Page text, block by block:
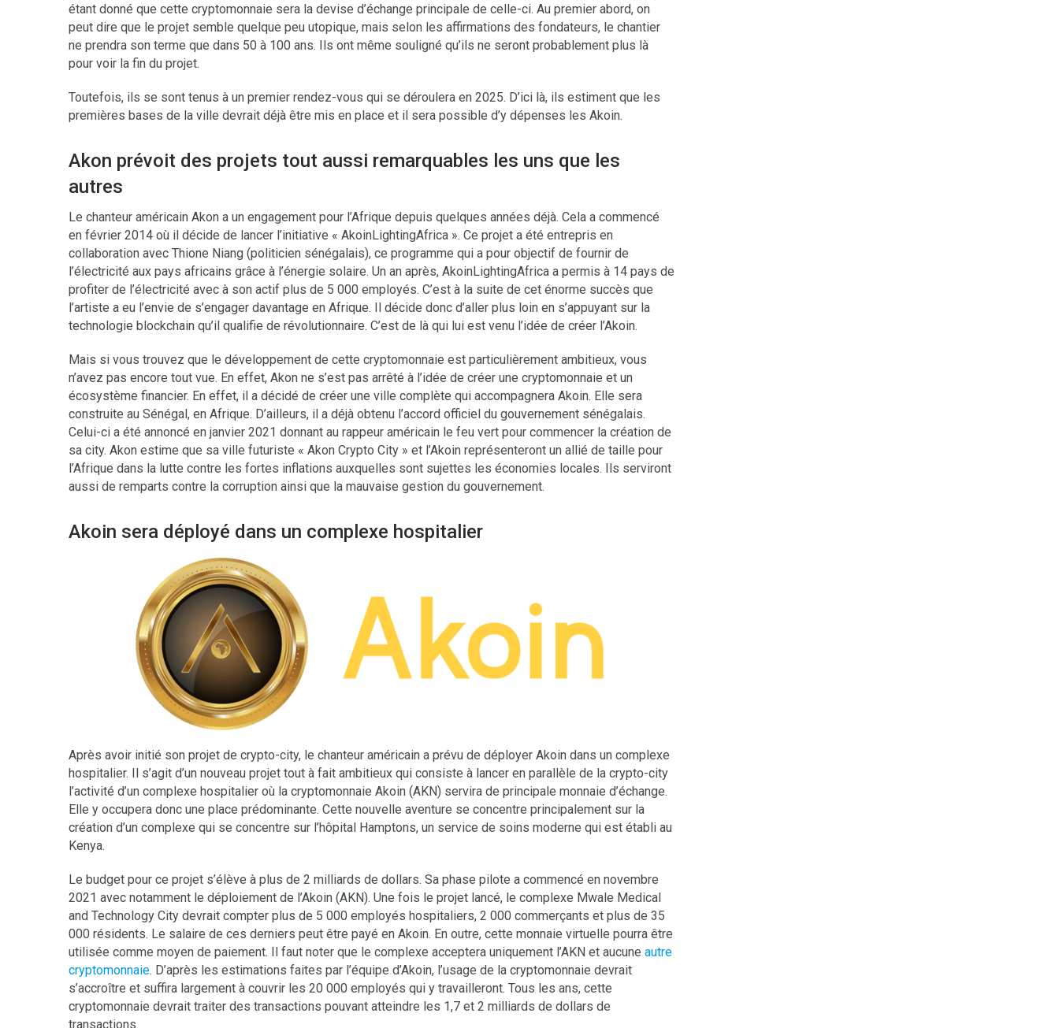
étant donné que cette cryptomonnaie sera la devise d’échange principale de celle-ci. Au premier abord, on
peut dire que le projet semble quelque peu utopique, mais selon les affirmations des fondateurs, le chantier
ne prendra son terme que dans 50 à 100 ans. Ils ont même souligné qu’ils ne seront probablement plus là
pour voir la fin du projet.
Toutefois, ils se sont tenus à un premier rendez-vous qui se déroulera en 2025. D’ici là, ils estiment que les
premières bases de la ville devrait déjà être mis en place et il sera possible d’y dépenses les Akoin.
Akon prévoit des projets tout aussi remarquables les uns que les
autres
Le chanteur américain Akon a un engagement pour l’Afrique depuis quelques années déjà. Cela a commencé
en février 2014 où il décide de lancer l’initiative « AkoinLightingAfrica ». Ce projet a été entrepris en
collaboration avec Thione Niang (politicien sénégalais), ce programme qui a pour objectif de fournir de
l’électricité aux pays africains grâce à l’énergie solaire. Un an après, AkoinLightingAfrica a permis à 14 pays de
profiter de l’électricité avec à son actif plus de 5 000 employés. C’est à la suite de cet énorme succès que
l’artiste a eu l’envie de s’engager davantage en Afrique. Il décide donc d’aller plus loin en s’appuyant sur la
technologie blockchain qu’il qualifie de révolutionnaire. C’est de là qui lui est venu l’idée de créer l’Akoin.
Mais si vous trouvez que le développement de cette cryptomonnaie est particulièrement ambitieux, vous
n’avez pas encore tout vue. En effet, Akon ne s’est pas arrêté à l’idée de créer une cryptomonnaie et un
écosystème financier. En effet, il a décidé de créer une ville complète qui accompagnera Akoin. Elle sera
construite au Sénégal, en Afrique. D’ailleurs, il a déjà obtenu l’accord officiel du gouvernement sénégalais.
Celui-ci a été annoncé en janvier 2021 donnant au rappeur américain le feu vert pour commencer la création de
sa city. Akon estime que sa ville futuriste « Akon Crypto City » et l’Akoin représenteront un allié de taille pour
l’Afrique dans la lutte contre les fortes inflations auxquelles sont sujettes les économies locales. Ils serviront
aussi de remparts contre la corruption ainsi que la mauvaise gestion du gouvernement.
Akoin sera déployé dans un complexe hospitalier
Après avoir initié son projet de crypto-city, le chanteur américain a prévu de déployer Akoin dans un complexe
hospitalier. Il s’agit d’un nouveau projet tout à fait ambitieux qui consiste à lancer en parallèle de la crypto-city
l’activité d’un complexe hospitalier où la cryptomonnaie Akoin (AKN) servira de principale monnaie d’échange.
Elle y occupera donc une place prédominante. Cette nouvelle aventure se concentre principalement sur la
création d’un complexe qui se concentre sur l’hôpital Hamptons, un service de soins moderne qui est établi au
Kenya.
Le budget pour ce projet s’élève à plus de 2 milliards de dollars. Sa phase pilote a commencé en novembre
2021 avec notamment le déploiement de l’Akoin (AKN). Une fois le projet lancé, le complexe Mwale Medical
and Technology City devrait compter plus de 5 000 employés hospitaliers, 2 000 commerçants et plus de 35
000 résidents. Le salaire de ces derniers peut être payé en Akoin. En outre, cette monnaie virtuelle pourra être
utilisée comme moyen de paiement. Il faut noter que le complexe acceptera uniquement l’AKN et aucune autre
cryptomonnaie. D’après les estimations faites par l’équipe d’Akoin, l’usage de la cryptomonnaie devrait
s’accroître et suffira largement à couvrir les 20 000 employés qui y travailleront. Tous les ans, cette
cryptomonnaie devrait traiter des transactions pouvant atteindre les 1,7 et 2 milliards de dollars de
transactions.